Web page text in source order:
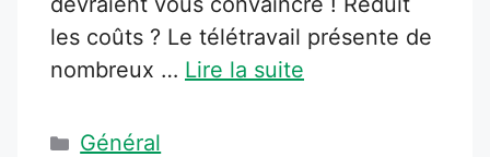
les coûts ? Le télétravail présente de
nombreux … Lire la suite
Catégories
Général